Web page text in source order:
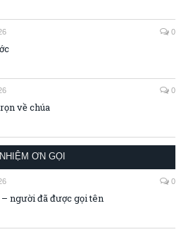
0
0
về chúa
ƠN GỌI
0
người đã được gọi tên